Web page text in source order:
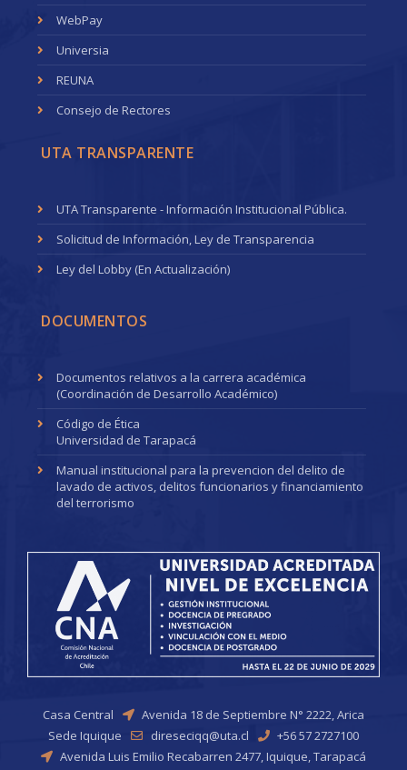
WebPay
Universia
REUNA
Consejo de Rectores
UTA TRANSPARENTE
UTA Transparente - Información Institucional Pública.
Solicitud de Información, Ley de Transparencia
Ley del Lobby (En Actualización)
DOCUMENTOS
Documentos relativos a la carrera académica
(Coordinación de Desarrollo Académico)
Código de Ética
Universidad de Tarapacá
Manual institucional para la prevencion del delito de
lavado de activos, delitos funcionarios y financiamiento
del terrorismo
Casa Central
Avenida 18 de Septiembre N° 2222, Arica
Sede Iquique
direseciqq@uta.cl
+56 57 2727100
Avenida Luis Emilio Recabarren 2477, Iquique, Tarapacá